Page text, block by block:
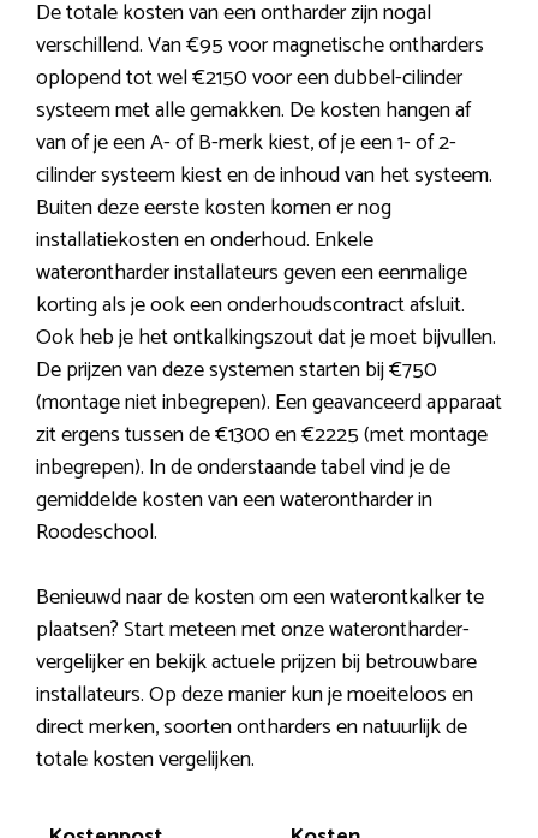
De totale kosten van een ontharder zijn nogal
verschillend. Van €95 voor magnetische ontharders
oplopend tot wel €2150 voor een dubbel-cilinder
systeem met alle gemakken. De kosten hangen af
van of je een A- of B-merk kiest, of je een 1- of 2-
cilinder systeem kiest en de inhoud van het systeem.
Buiten deze eerste kosten komen er nog
installatiekosten en onderhoud. Enkele
waterontharder installateurs geven een eenmalige
korting als je ook een onderhoudscontract afsluit.
Ook heb je het ontkalkingszout dat je moet bijvullen.
De prijzen van deze systemen starten bij €750
(montage niet inbegrepen). Een geavanceerd apparaat
zit ergens tussen de €1300 en €2225 (met montage
inbegrepen). In de onderstaande tabel vind je de
gemiddelde kosten van een waterontharder in
Roodeschool.
Benieuwd naar de kosten om een waterontkalker te
plaatsen? Start meteen met onze waterontharder-
vergelijker en bekijk actuele prijzen bij betrouwbare
installateurs. Op deze manier kun je moeiteloos en
direct merken, soorten ontharders en natuurlijk de
totale kosten vergelijken.